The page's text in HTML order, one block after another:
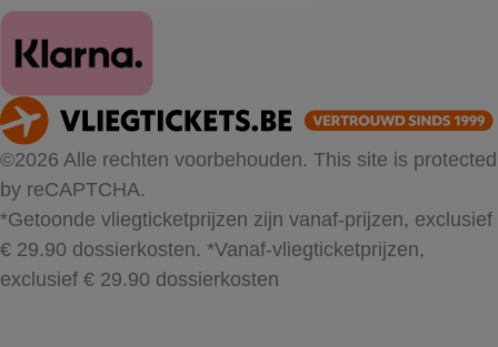
©2026 Alle rechten voorbehouden. This site is protected
by reCAPTCHA.
*Getoonde vliegticketprijzen zijn vanaf-prijzen, exclusief
€ 29.90 dossierkosten. *Vanaf-vliegticketprijzen,
exclusief € 29.90 dossierkosten